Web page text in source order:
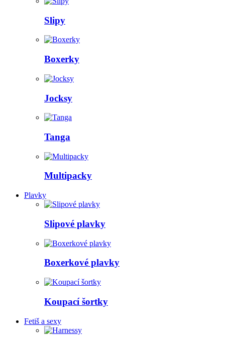
Slipy
Boxerky
Jocksy
Tanga
Multipacky
Plavky
Slipové plavky
Boxerkové plavky
Koupací šortky
Fetiš a sexy